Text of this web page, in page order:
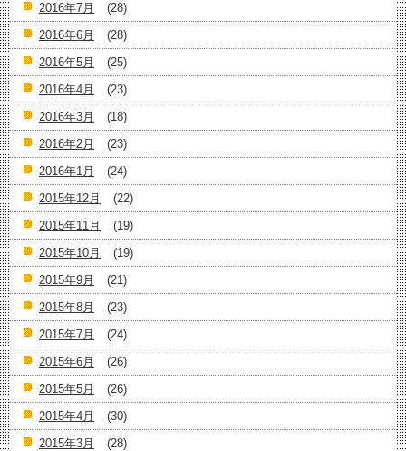
2016年7月
(28)
2016年6月
(28)
2016年5月
(25)
2016年4月
(23)
2016年3月
(18)
2016年2月
(23)
2016年1月
(24)
2015年12月
(22)
2015年11月
(19)
2015年10月
(19)
2015年9月
(21)
2015年8月
(23)
2015年7月
(24)
2015年6月
(26)
2015年5月
(26)
2015年4月
(30)
2015年3月
(28)